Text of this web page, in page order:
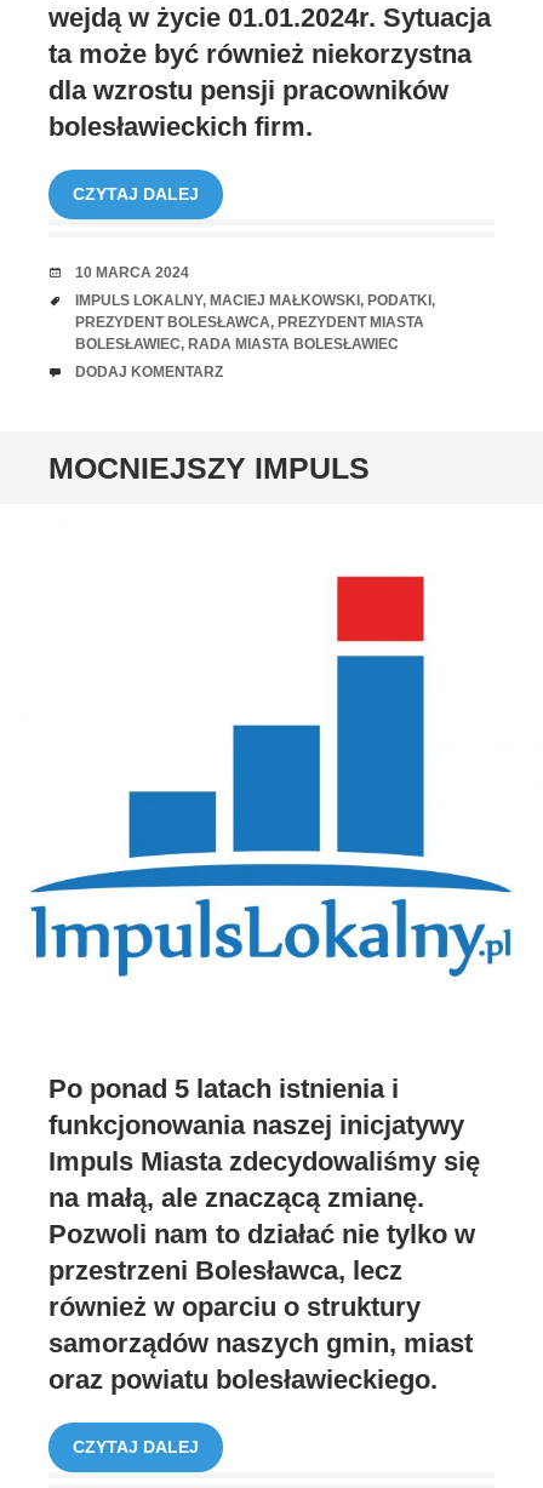
wejdą w życie 01.01.2024r. Sytuacja
ta może być również niekorzystna
dla wzrostu pensji pracowników
bolesławieckich firm.
CZYTAJ DALEJ
RANDKA
10 MARCA 2024
TAGI
IMPULS LOKALNY, MACIEJ MAŁKOWSKI, PODATKI,
PREZYDENT BOLESŁAWCA, PREZYDENT MIASTA
BOLESŁAWIEC, RADA MIASTA BOLESŁAWIEC
UWAGI
DODAJ KOMENTARZ
MOCNIEJSZY IMPULS
Po ponad 5 latach istnienia i
funkcjonowania naszej inicjatywy
Impuls Miasta zdecydowaliśmy się
na małą, ale znaczącą zmianę.
Pozwoli nam to działać nie tylko w
przestrzeni Bolesławca, lecz
również w oparciu o struktury
samorządów naszych gmin, miast
oraz powiatu bolesławieckiego.
CZYTAJ DALEJ